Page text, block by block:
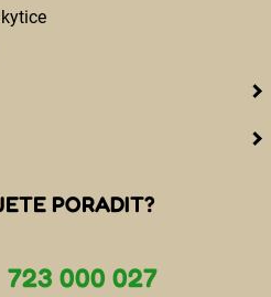
PORADIT?
723 000 027